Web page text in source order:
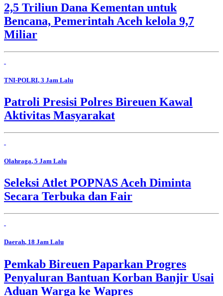
2,5 Triliun Dana Kementan untuk
Bencana, Pemerintah Aceh kelola 9,7
Miliar
TNI-POLRI, 3 Jam Lalu
Patroli Presisi Polres Bireuen Kawal
Aktivitas Masyarakat
Olahraga, 5 Jam Lalu
Seleksi Atlet POPNAS Aceh Diminta
Secara Terbuka dan Fair
Daerah, 18 Jam Lalu
Pemkab Bireuen Paparkan Progres
Penyaluran Bantuan Korban Banjir Usai
Aduan Warga ke Wapres